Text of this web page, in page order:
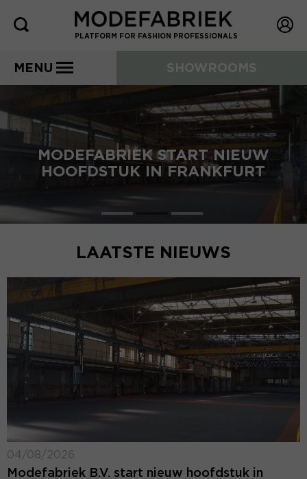
PLATFORM FOR FASHION PROFESSIONALS
MENU SHOWROOMS
MODEFABRIEK START NIEUW
HOOFDSTUK IN FRANKFURT
LAATSTE NIEUWS
04/08/2026
Modefabriek B.V. start nieuw hoofdstuk in